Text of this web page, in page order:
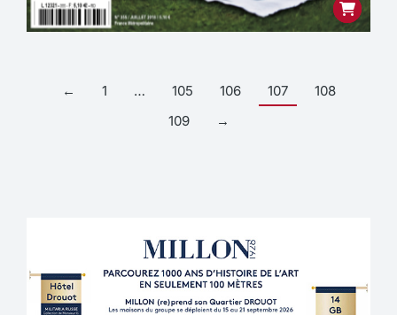
← 1 … 105 106 107
108
109
→